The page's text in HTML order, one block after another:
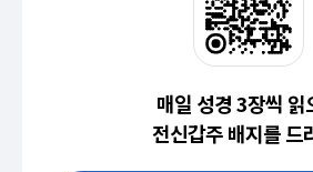
매일 성경 3장씩 읽
전신갑주 배지를 드